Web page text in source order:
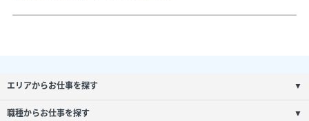
エリアからお仕事を探す ▼
職種からお仕事を探す ▼